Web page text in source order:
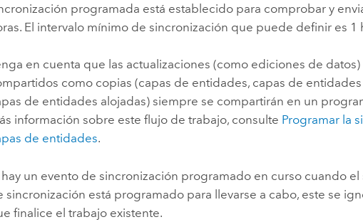
programada está establecido para comprobar y
El intervalo mínimo de sincronización que puede definir es 1
en cuenta que las actualizaciones (como ediciones de
como copias (capas de entidades, capas de entidades
de entidades alojadas) siempre se compartirán en un
información sobre este flujo de trabajo, consulte Programar la
de entidades.
hay un evento de sincronización programado en curso cuando
sincronización está programado para llevarse a cabo, este se
finalice el trabajo existente.